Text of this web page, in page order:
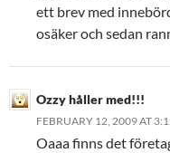
ett brev med
osäker och sedan
Ozzy håller med!!!
FEBRUARY 12, 2009 AT
Oaaa finns det